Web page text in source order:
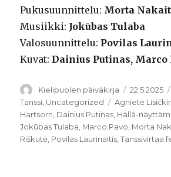
Pukusuunnittelu: Morta
Musiikki: Jokūbas Tulaba
Valosuunnittelu: Povilas
Kuvat:Dainius Putinas, Marco
Kirjoittaja
Kielipuolen päiväkirja Julkaistu
22.5.2025
Tanssi Uncategorized Avainsanat
Agnietė
Hartsorn Dainius Putinas Hällä-
Jokūbas Tulaba Marco Pavo Morta
Riškutė Povilas Laurinaitis ,Tanssivirtaa